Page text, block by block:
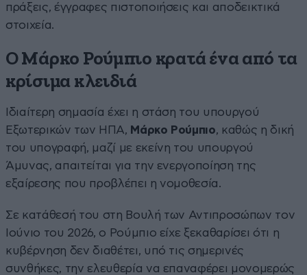
πράξεις, έγγραφες πιστοποιήσεις και αποδεικτικά
στοιχεία.
Ο Μάρκο Ρούμπιο κρατά ένα από τα
κρίσιμα κλειδιά
Ιδιαίτερη σημασία έχει η στάση του υπουργού
Εξωτερικών των ΗΠΑ, Μάρκο Ρούμπιο, καθώς η δική
του υπογραφή, μαζί με εκείνη του υπουργού
Άμυνας, απαιτείται για την ενεργοποίηση της
εξαίρεσης που προβλέπει η νομοθεσία.
Σε κατάθεσή του στη Βουλή των Αντιπροσώπων τον
Ιούνιο του 2026, ο Ρούμπιο είχε ξεκαθαρίσει ότι η
κυβέρνηση δεν διαθέτει, υπό τις σημερινές
συνθήκες, την ελευθερία να επαναφέρει μονομερώς